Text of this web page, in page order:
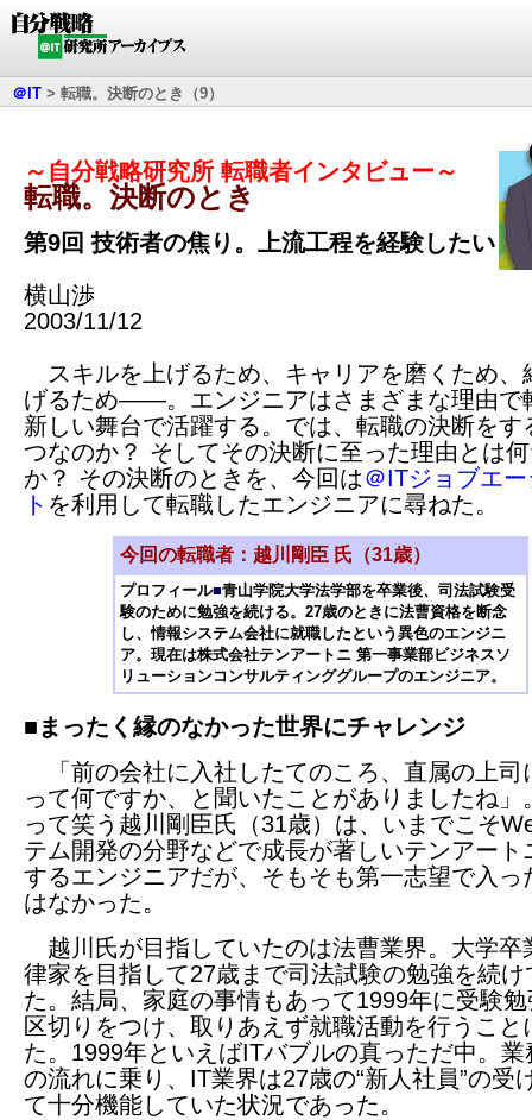
＠IT > 転職。決断のとき（9）
～自分戦略研究所 転職者インタビュー～
転職。決断のとき
第9回 技術者の焦り。上流工程を経験したい
横山渉
2003/11/12
スキルを上げるため、キャリアを磨くため、
げるため――。エンジニアはさまざまな理由で
新しい舞台で活躍する。では、転職の決断をす
つなのか？ そしてその決断に至った理由とは
か？ その決断のときを、今回は＠ITジョブエ
ト を利用して転職したエンジニアに尋ねた。
今回の転職者：越川剛臣 氏（31歳）
プロフィール■青山学院大学法学部を卒業後、司法試験受
験のために勉強を続ける。27歳のときに法曹資格を断念
し、情報システム会社に就職したという異色のエンジニ
ア。現在は株式会社テンアートニ 第一事業部ビジネスソ
リューションコンサルティンググループのエンジニア。
■まったく縁のなかった世界にチャレンジ
「前の会社に入社したてのころ、直属の上司
って何ですか、と聞いたことがありましたね」
って笑う越川剛臣氏（31歳）は、いまでこそ
テム開発の分野などで成長が著しいテンアート
するエンジニアだが、そもそも第一志望で入っ
はなかった。
越川氏が目指していたのは法曹業界。大学卒
律家を目指して27歳まで司法試験の勉強を続け
た。結局、家庭の事情もあって1999年に受験
区切りをつけ、取りあえず就職活動を行うこと
た。1999年といえばITバブルの真っただ中。業
の流れに乗り、IT業界は27歳の“新人社員”の受
て十分機能していた状況であった。